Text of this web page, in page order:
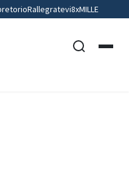
Rallegratevi8xMILLE